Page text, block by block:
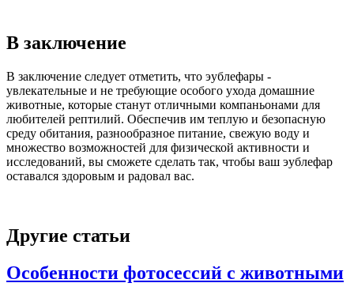
В заключение
В заключение следует отметить, что эублефары -
увлекательные и не требующие особого ухода домашние
животные, которые станут отличными компаньонами для
любителей рептилий. Обеспечив им теплую и безопасную
среду обитания, разнообразное питание, свежую воду и
множество возможностей для физической активности и
исследований, вы сможете сделать так, чтобы ваш эублефар
оставался здоровым и радовал вас.
Другие статьи
Особенности фотосессий с животными